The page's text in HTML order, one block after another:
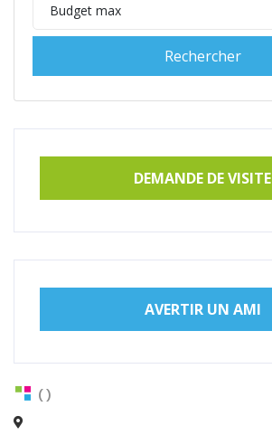
Budget max
DEMANDE DE VISITE
AVERTIR UN AMI
( )